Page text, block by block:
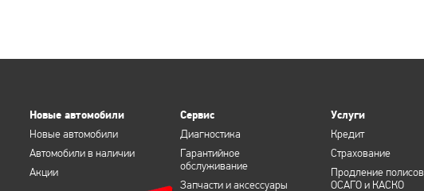
Новые автомобили
Новые автомобили
Автомобили в наличии
Акции
Сервис
Диагностика
Гарантийное
обслуживание
Запчасти и аксессуары
Услуги
Кредит
Страхование
Продление полисов
ОСАГО и КАСКО